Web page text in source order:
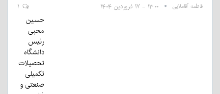
فاطمه آقاملایی ۱۳:۰۰ - ۱۷ فروردین ۱۴۰۴
حسین
محبی
رئیس
دانشگاه
تحصیلات
تکمیلی
صنعتی و